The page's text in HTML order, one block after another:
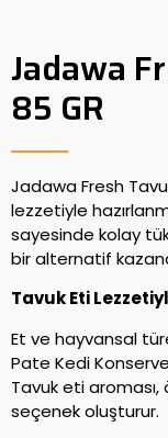
Jadawa
85 GR
Jadawa Fresh
lezzetiyle
sayesinde kolay
bir alternatif
Tavuk Eti
Et ve hayvansal
Pate Kedi
Tavuk eti
seçenek oluşturur.